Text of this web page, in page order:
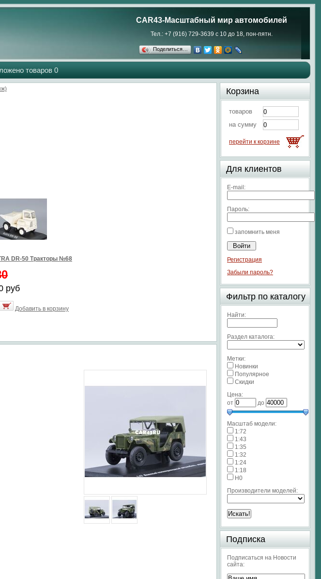
CAR43-Масштабный мир автомобилей
Тел.: +7 (916) 729-3639 с 10 до 18, пон-пятн.
Поделиться…
товаров 0
DR-50 Тракторы №68
руб
Добавить в корзину
Корзина
товаров
на сумму
перейти к корзине
Для клиентов
E-mail:
Пароль:
запомнить меня
Регистрация
Забыли пароль?
Фильтр по каталогу
Найти:
Раздел каталога:
Метки:
Новинки
Популярное
Скидки
Цена:
от
до
Масштаб модели:
1:72
1:43
1:35
1:32
1:24
1:18
H0
Производители моделей:
Подписка
Подписаться на Новости
сайта: